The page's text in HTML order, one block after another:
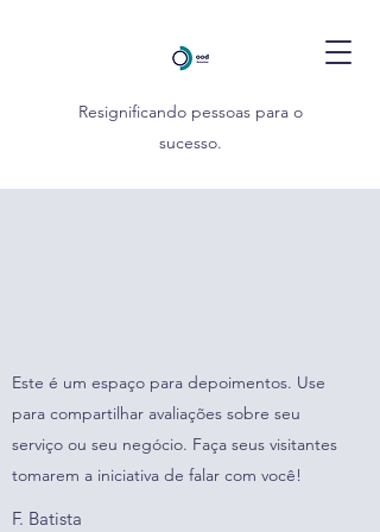
Resignificando pessoas para o
sucesso.
Este é um espaço para depoimentos. Use
para compartilhar avaliações sobre seu
serviço ou seu negócio. Faça seus visitantes
tomarem a iniciativa de falar com você!
F. Batista